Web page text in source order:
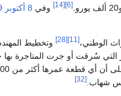
[6]
[14] وفي 8 أكتوبر
الوطني،[11]
[28]
وتخطيط
التي سُرقت أو جرت المتاجرة بها
قطعة عمرها أكثر من 300 عام تعود للدولة،
شهاب.[32]